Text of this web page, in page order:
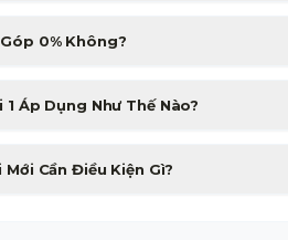
bị chuẩn chống nước, chống bụi cao cấp, giúp
tiết.
0% Không?
trợ trả góp 0% qua thẻ tín dụng và các công
phút.
1 Áp Dụng Như Thế Nào?
cứng từ nhà sản xuất sẽ được đổi máy mới
Cần Điều Kiện Gì?